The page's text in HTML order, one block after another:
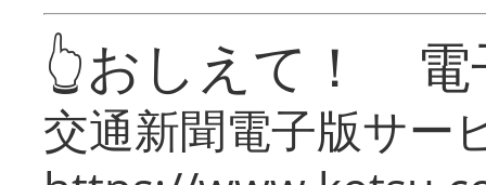
👆おしえて！ 電
交通新聞電子版サー